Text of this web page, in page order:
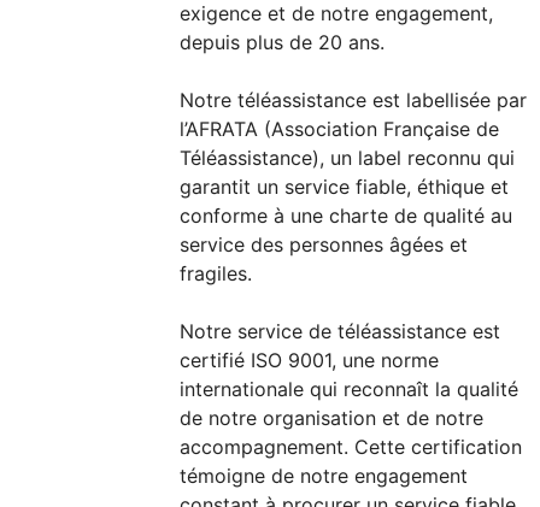
exigence et de notre engagement,
depuis plus de 20 ans.
Notre téléassistance est labellisée par
l’AFRATA (Association Française de
Téléassistance), un label reconnu qui
garantit un service fiable, éthique et
conforme à une charte de qualité au
service des personnes âgées et
fragiles.
Notre service de téléassistance est
certifié ISO 9001, une norme
internationale qui reconnaît la qualité
de notre organisation et de notre
accompagnement. Cette certification
témoigne de notre engagement